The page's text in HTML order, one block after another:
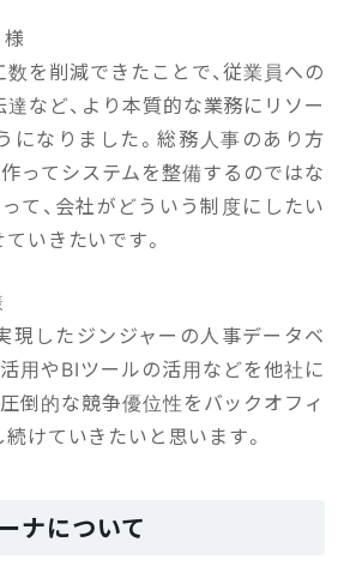
を削減できたことで、従業員への
など、より本質的な業務にリソー
になりました。総務人事のあり方
ってシステムを整備するのではな
て、会社がどういう制度にしたい
いきたいです。
現したジンジャーの人事データベ
用やBIツールの活用などを他社に
倒的な競争優位性をバックオフィ
けていきたいと思います。
ナについて